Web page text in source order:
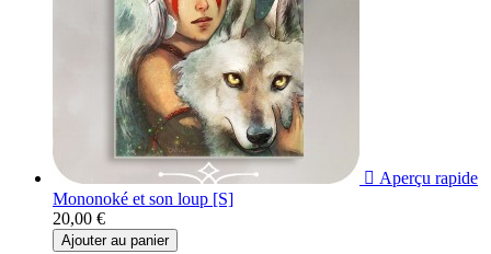
 Aperçu rapide
Mononoké et son loup [S]
20,00 €
Ajouter au panier